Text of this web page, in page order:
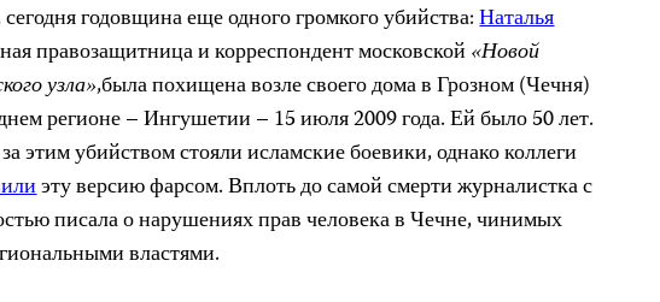
годовщина еще одного громкого убийства:Наталья
правозащитница и корреспондент московской «Новой
узла»,была похищена возле своего дома в Грозном (Чечня)
регионе – Ингушетии – 15 июля 2009 года. Ей было 50 лет.
этим убийством стояли исламские боевики, однако коллеги
эту версию фарсом. Вплоть до самой смерти журналистка с
писала о нарушениях прав человека в Чечне, чинимых
властями.